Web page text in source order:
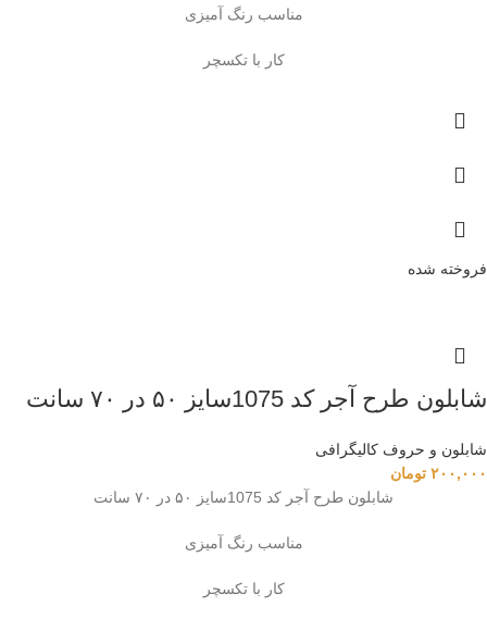
مناسب رنگ آمیزی
کار با تکسچر
فروخته شده
شابلون طرح آجر کد 1075سایز ۵۰ در ۷۰ سانت
شابلون و حروف کالیگرافی
۲۰۰,۰۰۰ تومان
شابلون طرح آجر کد 1075سایز ۵۰ در ۷۰ سانت
مناسب رنگ آمیزی
کار با تکسچر